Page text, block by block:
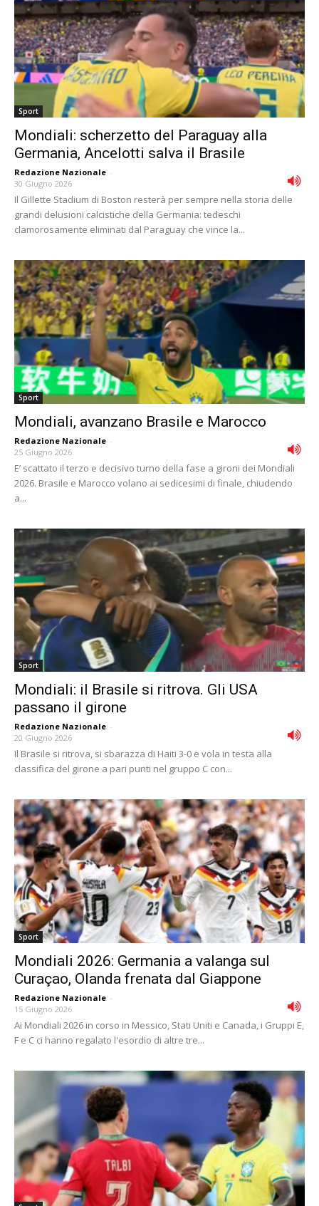
Sport
Mondiali: scherzetto del Paraguay alla
Germania, Ancelotti salva il Brasile
Redazione Nazionale -
30 Giugno 2026
Il Gillette Stadium di Boston resterà per sempre nella storia delle
grandi delusioni calcistiche della Germania: tedeschi
clamorosamente eliminati dal Paraguay che vince la...
Sport
Mondiali, avanzano Brasile e Marocco
Redazione Nazionale -
25 Giugno 2026
E’ scattato il terzo e decisivo turno della fase a gironi dei Mondiali
2026. Brasile e Marocco volano ai sedicesimi di finale, chiudendo
a...
Sport
Mondiali: il Brasile si ritrova. Gli USA
passano il girone
Redazione Nazionale -
20 Giugno 2026
Il Brasile si ritrova, si sbarazza di Haiti 3-0 e vola in testa alla
classifica del girone a pari punti nel gruppo C con...
Sport
Mondiali 2026: Germania a valanga sul
Curaçao, Olanda frenata dal Giappone
Redazione Nazionale -
15 Giugno 2026
Ai Mondiali 2026 in corso in Messico, Stati Uniti e Canada, i Gruppi E,
F e C ci hanno regalato l'esordio di altre tre...